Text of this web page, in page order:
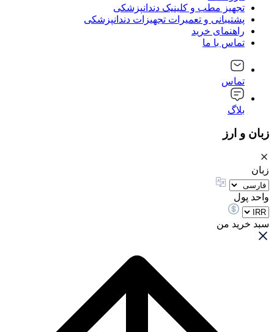
تجهیز مطب و کلینیک دندانپزشکی
پشتیبانی و تعمیرات تجهیزات دندانپزشکی
راهنمای خرید
تماس با ما
تماس
بلاگ
زبان و ارز
زبان
واحد پول
سبد خرید من